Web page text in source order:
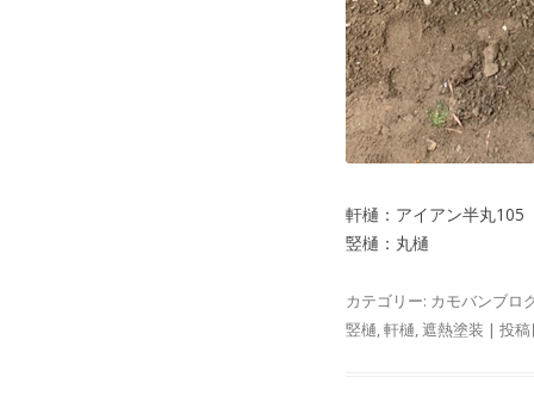
軒樋：アイアン半丸105
竪樋：丸樋
カテゴリー: カモバンブロ
竪樋,軒樋,遮熱塗装 | 投